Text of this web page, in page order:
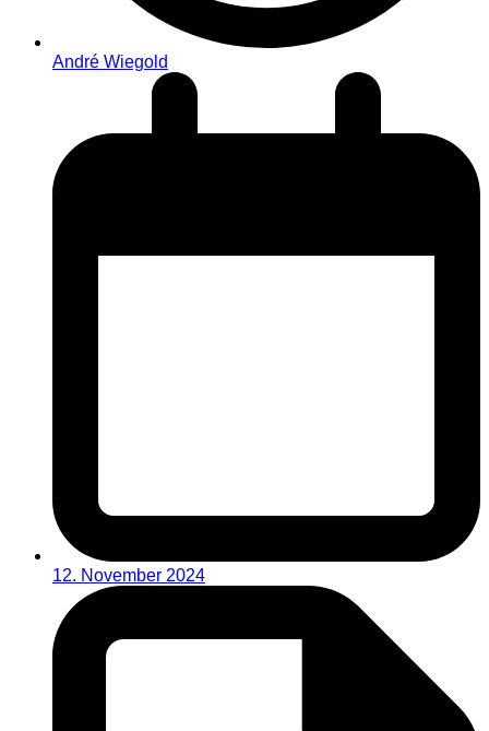
André Wiegold
12. November 2024